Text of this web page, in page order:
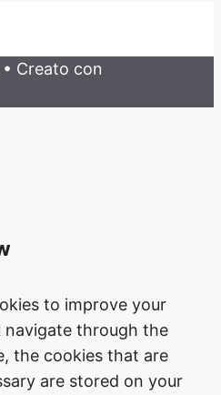
• Creato con
to improve your
navigate through the
the cookies that are
are stored on your